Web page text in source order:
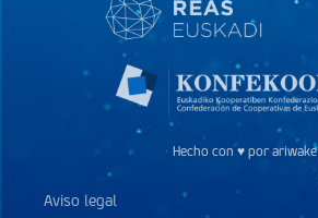
Hecho con ♥ por ariwake
Aviso legal